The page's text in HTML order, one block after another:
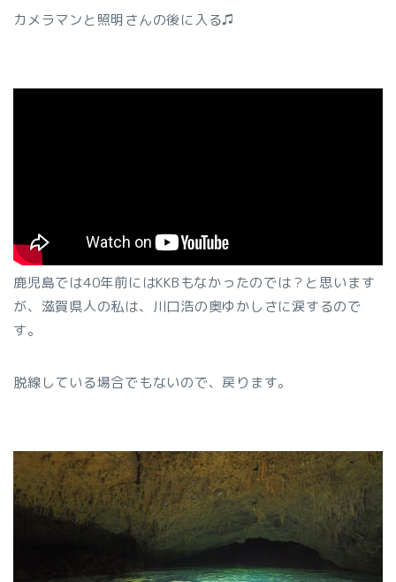
カメラマンと照明さんの後に入る♫
鹿児島では40年前にはKKBもなかったのでは？と思います
が、滋賀県人の私は、川口浩の奥ゆかしさに涙するので
す。
脱線している場合でもないので、戻ります。